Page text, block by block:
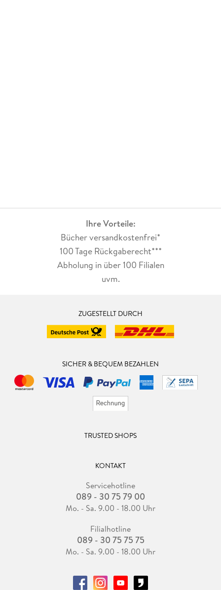
Ihre Vorteile:
Bücher versandkostenfrei*
100 Tage Rückgaberecht***
Abholung in über 100 Filialen
uvm.
ZUGESTELLT DURCH
SICHER & BEQUEM BEZAHLEN
TRUSTED SHOPS
KONTAKT
Servicehotline
089 - 30 75 79 00
Mo. - Sa. 9.00 - 18.00 Uhr
Filialhotline
089 - 30 75 75 75
Mo. - Sa. 9.00 - 18.00 Uhr